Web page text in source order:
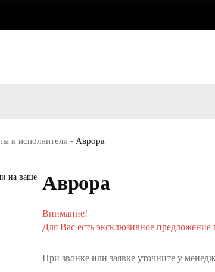
и исполнители - Аврора
Аврора
Внимание!
Для Вас есть эксклюзивное
При звонке или заявке уточните у